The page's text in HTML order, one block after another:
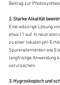
Beitrag zur
2. Starke Alkalität
Eine wässrige Lösung
etwa 11 auf. In
zu einer lokalen pH-
Spurenelementen wie
langfristige Anwendung
verursachen.
3. Hygroskopisch und